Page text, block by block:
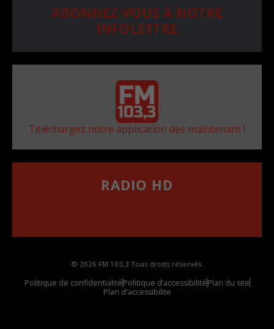
ABONNEZ-VOUS À NOTRE
INFOLETTRE
Téléchargez notre application dès maintenant !
RADIO HD
© 2026 FM 103,3 Tous droits réservés.
Politique de confidentialitéPolitique d’accessibilitéPlan du site
Plan d'accessibilite